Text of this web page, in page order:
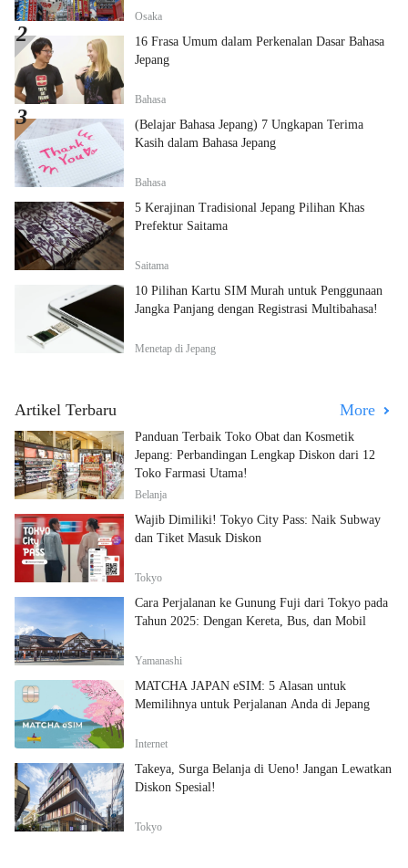
Osaka
16 Frasa Umum dalam Perkenalan Dasar Bahasa
Jepang
Bahasa
(Belajar Bahasa Jepang) 7 Ungkapan Terima
Kasih dalam Bahasa Jepang
Bahasa
5 Kerajinan Tradisional Jepang Pilihan Khas
Prefektur Saitama
Saitama
10 Pilihan Kartu SIM Murah untuk Penggunaan
Jangka Panjang dengan Registrasi Multibahasa!
Menetap di Jepang
Artikel Terbaru More
Panduan Terbaik Toko Obat dan Kosmetik
Jepang: Perbandingan Lengkap Diskon dari 12
Toko Farmasi Utama!
Belanja
Wajib Dimiliki! Tokyo City Pass: Naik Subway
dan Tiket Masuk Diskon
Tokyo
Cara Perjalanan ke Gunung Fuji dari Tokyo pada
Tahun 2025: Dengan Kereta, Bus, dan Mobil
Yamanashi
MATCHA JAPAN eSIM: 5 Alasan untuk
Memilihnya untuk Perjalanan Anda di Jepang
Internet
Takeya, Surga Belanja di Ueno! Jangan Lewatkan
Diskon Spesial!
Tokyo